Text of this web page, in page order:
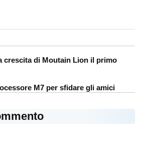
crescita di Moutain Lion il primo
M7 per sfidare gli amici